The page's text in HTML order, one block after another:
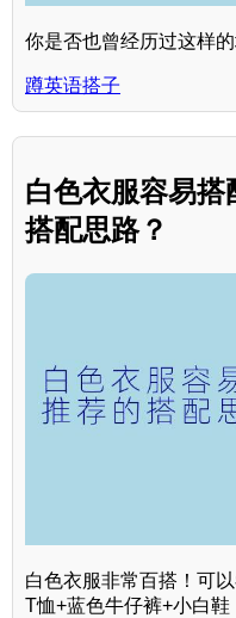
你是否也曾经历过这样的
蹲英语搭子
白色衣服容易搭
搭配思路？
白色衣服非常百搭！可
T恤+蓝色牛仔裤+小白